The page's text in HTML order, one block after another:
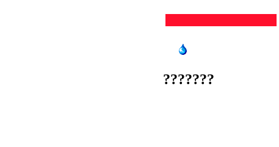
???????